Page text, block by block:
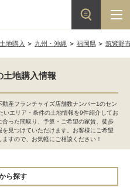
土地購入 九州・沖縄 福岡県 筑紫野
土地購入情報
産フランチャイズ店舗数ナンバー1のセン
エリア・条件の土地情報を9件紹介してお
った間取り、予算・ご希望の家賃、徒歩
見つけていただけます。お客様にご希望
すので、お気軽にご相談ください！
ら探す